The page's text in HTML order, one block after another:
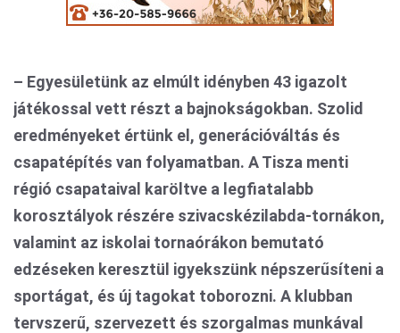
– Egyesületünk az elmúlt idényben 43 igazolt
játékossal vett részt a bajnokságokban. Szolid
eredményeket értünk el, generációváltás és
csapatépítés van folyamatban. A Tisza menti
régió csapataival karöltve a legfiatalabb
korosztályok részére szivacskézilabda-tornákon,
valamint az iskolai tornaórákon bemutató
edzéseken keresztül igyekszünk népszerűsíteni a
sportágat, és új tagokat toborozni. A klubban
tervszerű, szervezett és szorgalmas munkával